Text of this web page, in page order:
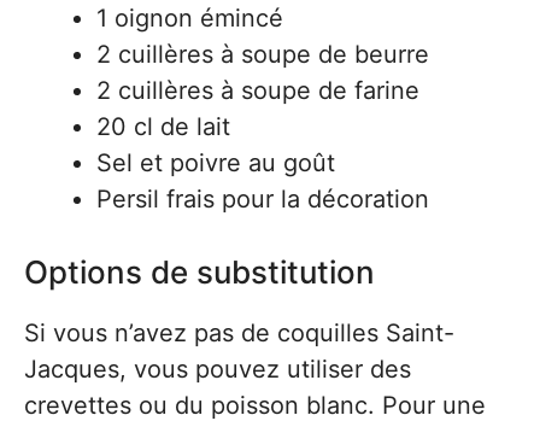
1 oignon émincé
2 cuillères à soupe de beurre
2 cuillères à soupe de farine
20 cl de lait
Sel et poivre au goût
Persil frais pour la décoration
Options de substitution
Si vous n’avez pas de coquilles Saint-
Jacques, vous pouvez utiliser des
crevettes ou du poisson blanc. Pour une